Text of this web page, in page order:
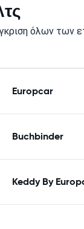
όλων των
Europcar
Buchbinder
Keddy By